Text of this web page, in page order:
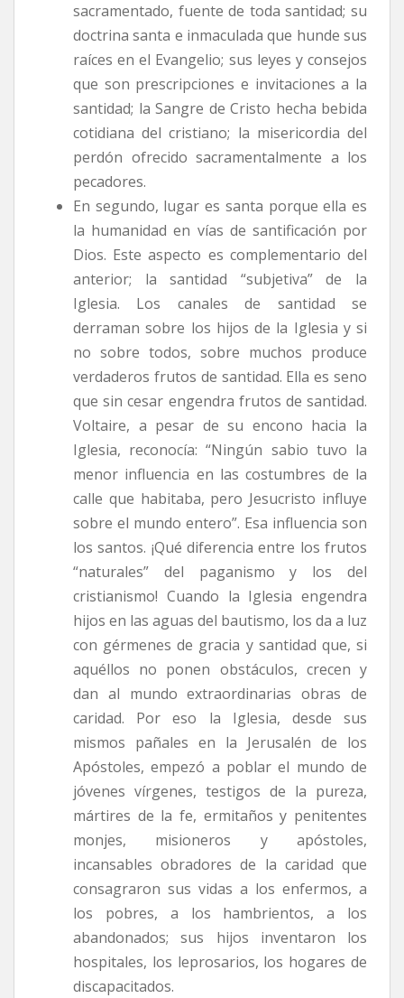
sacramentado, fuente de toda santidad; su
doctrina santa e inmaculada que hunde sus
raíces en el Evangelio; sus leyes y consejos
que son prescripciones e invitaciones a la
santidad; la Sangre de Cristo hecha bebida
cotidiana del cristiano; la misericordia del
perdón ofrecido sacramentalmente a los
pecadores.
En segundo, lugar es santa porque ella es
la humanidad en vías de santificación por
Dios. Este aspecto es complementario del
anterior; la santidad “subjetiva” de la
Iglesia. Los canales de santidad se
derraman sobre los hijos de la Iglesia y si
no sobre todos, sobre muchos produce
verdaderos frutos de santidad. Ella es seno
que sin cesar engendra frutos de santidad.
Voltaire, a pesar de su encono hacia la
Iglesia, reconocía: “Ningún sabio tuvo la
menor influencia en las costumbres de la
calle que habitaba, pero Jesucristo influye
sobre el mundo entero”. Esa influencia son
los santos. ¡Qué diferencia entre los frutos
“naturales” del paganismo y los del
cristianismo! Cuando la Iglesia engendra
hijos en las aguas del bautismo, los da a luz
con gérmenes de gracia y santidad que, si
aquéllos no ponen obstáculos, crecen y
dan al mundo extraordinarias obras de
caridad. Por eso la Iglesia, desde sus
mismos pañales en la Jerusalén de los
Apóstoles, empezó a poblar el mundo de
jóvenes vírgenes, testigos de la pureza,
mártires de la fe, ermitaños y penitentes
monjes, misioneros y apóstoles,
incansables obradores de la caridad que
consagraron sus vidas a los enfermos, a
los pobres, a los hambrientos, a los
abandonados; sus hijos inventaron los
hospitales, los leprosarios, los hogares de
discapacitados.